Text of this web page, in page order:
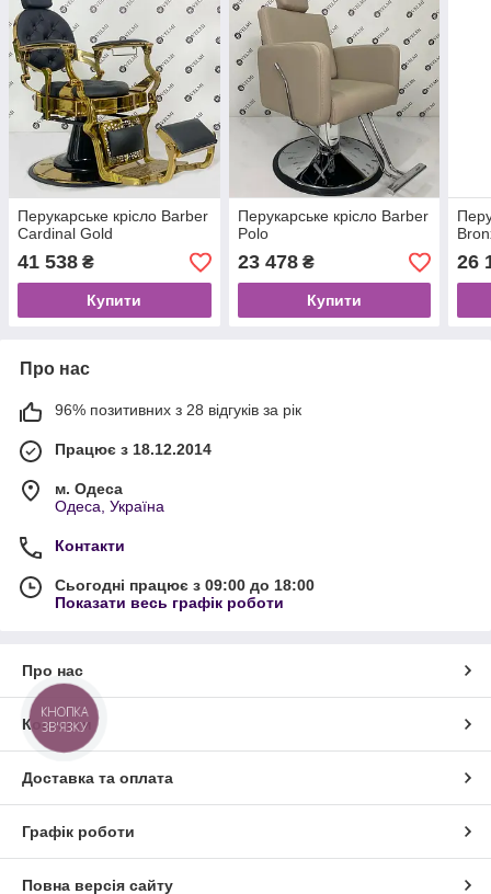
Перукарське крісло Barber
Cardinal Gold
41 538 ₴
Купити
Перукарське крісло Barber
Polo
23 478₴
Купити
26
Про нас
96% позитивних з 28 відгуків за рік
Працює з 18.12.2014
м. Одеса
Одеса, Україна
Контакти
Сьогодні працює з 09:00 до 18:00
Показати весь графік роботи
Про нас
Контакти
Доставка та оплата
Графік роботи
Повна версія сайту
КНОПКА
ЗВ'ЯЗКУ